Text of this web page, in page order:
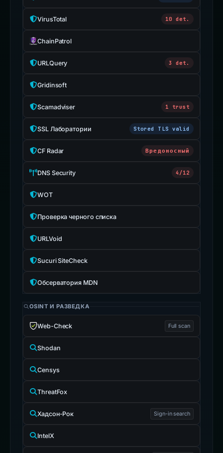
VirusTotal 10 det.
ChainPatrol
URLQuery 3 det.
Gridinsoft
Scamadviser 1 trust
SSL Лаборатории Stored TLS valid
CF Radar Вредоносный
DNS Security 4/12
WOT
Проверка черного списка
URLVoid
Sucuri SiteCheck
Обсерватория MDN
OSINT И РАЗВЕДКА
Web-Check Full scan
Shodan
Censys
ThreatFox
Хадсон-Рок Sign-in search
IntelX